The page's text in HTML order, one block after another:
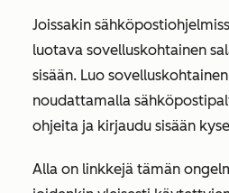
Joissakin
luotava sovelluskohtainen
sisään. Luo
noudattamalla
ohjeita ja kirjaudu sisään
Alla on linkkejä tämän